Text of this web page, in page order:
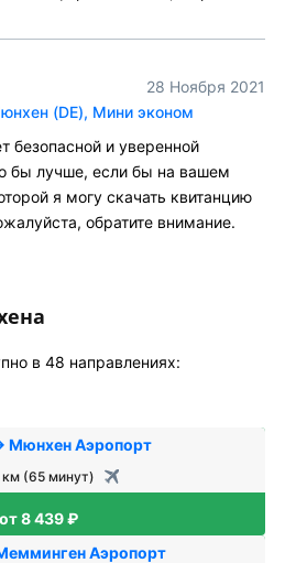
28 Ноября 2021
(DE), Мини эконом
безопасной и уверенной
бы лучше, если бы на вашем
я могу скачать квитанцию
обратите внимание.
в 48 направлениях:
Мюнхен Аэропорт
км (65 минут)
от 8 439 ₽
Аэропорт